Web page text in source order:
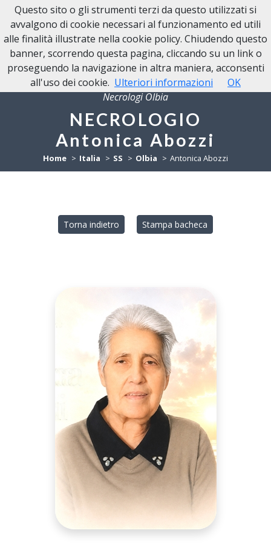
NECROLOGI OLBIA
Necrologi Olbia
NECROLOGIO
Antonica Abozzi
Home Italia SS Olbia Antonica Abozzi
Torna indietro Stampa bacheca
Questo sito o gli strumenti terzi da questo utilizzati si
avvalgono di cookie necessari al funzionamento ed utili
alle finalità illustrate nella cookie policy. Chiudendo questo
banner, scorrendo questa pagina, cliccando su un link o
proseguendo la navigazione in altra maniera, acconsenti
all'uso dei cookie. Ulteriori informazioni OK